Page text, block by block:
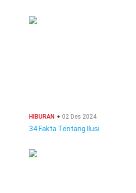
HIBURAN 02 Des 2024
34 Fakta Tentang Ilusi